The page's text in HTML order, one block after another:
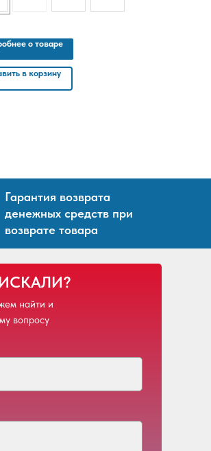
о товаре
в корзину
Гарантия возврата
денежных средств при
возврате товара
найти и
вопросу